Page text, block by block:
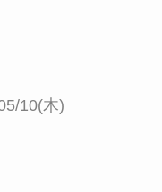
10(木)